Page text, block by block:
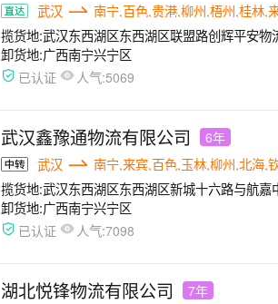
武汉
南宁,百色,贵港,柳州,梧州,桂林,
揽货地:武汉东西湖区东西湖区联盟路创辉平安物
卸货地:广西南宁兴宁区
已认证 人气:5069
武汉鑫豫通物流有限公司 6年
武汉
南宁,来宾,百色,玉林,柳州,北海,
揽货地:武汉东西湖区东西湖区新城十六路与航嘉中路互
卸货地:广西南宁兴宁区
已认证 人气:7098
湖北悦锋物流有限公司 7年